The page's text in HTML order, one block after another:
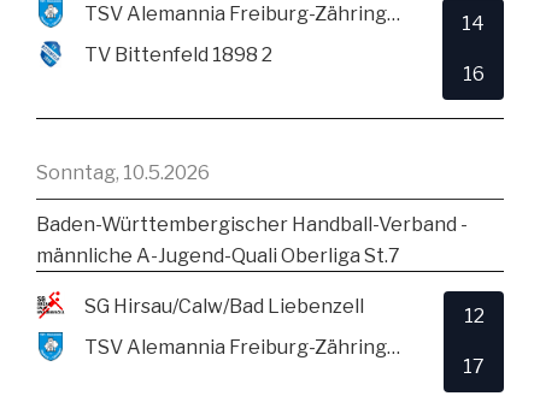
TSV Alemannia Freiburg-Zähringen
TV Bittenfeld 1898 2
14
16
Sonntag, 10.5.2026
Baden-Württembergischer Handball-Verband -
männliche A-Jugend-Quali Oberliga St.7
SG Hirsau/Calw/Bad Liebenzell
TSV Alemannia Freiburg-Zähringen
12
17